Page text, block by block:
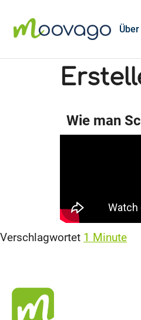
Wie man
Verschlagwortet 1 Minute